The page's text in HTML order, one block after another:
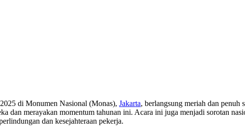
di Monumen Nasional (Monas), Jakarta, berlangsung meriah dan penuh
dan merayakan momentum tahunan ini. Acara ini juga menjadi sorotan
dan kesejahteraan pekerja.